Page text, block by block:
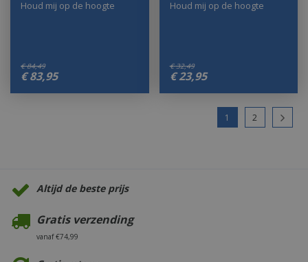
€ 84,49
€ 83,95
Houd mij op de hoogte
€ 32,49
€ 23,95
Houd mij op de hoogte
1 2
Altijd de beste prijs
Gratis verzending
vanaf €74,99